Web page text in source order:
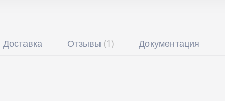
Доставка Отзывы 1 Документация